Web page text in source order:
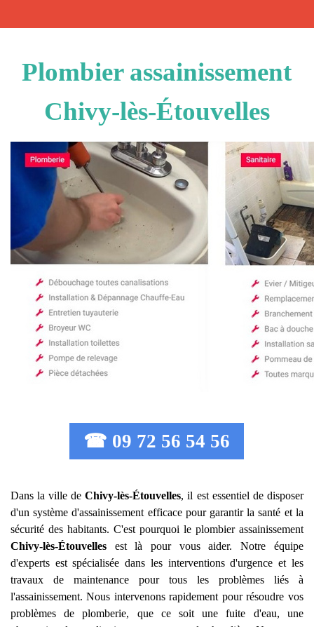
Plombier assainissement
Chivy-lès-Étouvelles
☎ 09 72 56 54 56
Dans la ville deChivy-lès-Étouvelles, il est essentiel de disposer
d'un système d'assainissement efficace pour garantir la santé et la
sécurité des habitants. C'est pourquoi le plombier assainissement
Chivy-lès-Étouvelles est là pour vous aider. Notre équipe
d'experts est spécialisée dans les interventions d'urgence et les
travaux de maintenance pour tous les problèmes liés à
l'assainissement. Nous intervenons rapidement pour résoudre vos
problèmes de plomberie, que ce soit une fuite d'eau, une